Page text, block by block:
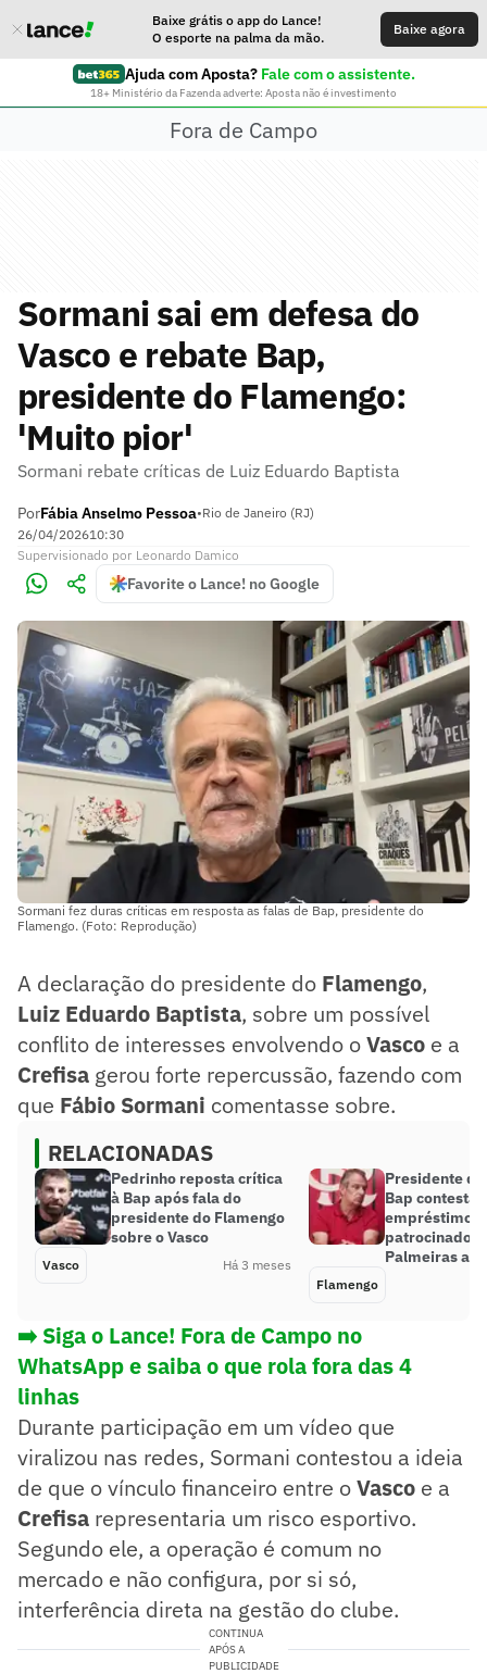
Baixe grátis o app do Lance!
O esporte na palma da mão.
Baixe agora
Ajuda com Aposta? Fale com o assistente.
18+ Ministério da Fazenda adverte: Aposta não é investimento
Fora de Campo
Sormani sai em defesa do
Vasco e rebate Bap,
presidente do Flamengo:
'Muito pior'
Sormani rebate críticas de Luiz Eduardo Baptista
PorFábia Anselmo Pessoa•Rio de Janeiro (RJ)
26/04/202610:30
Supervisionado por Leonardo Damico
Favorite o Lance! no Google
Sormani fez duras críticas em resposta as falas de Bap, presidente do
Flamengo. (Foto: Reprodução)
A declaração do presidente do Flamengo,
Luiz Eduardo Baptista, sobre um possível
conflito de interesses envolvendo oVasco e a
Crefisa gerou forte repercussão, fazendo com
que Fábio Sormani comentasse sobre.
RELACIONADAS
Pedrinho reposta crítica
à Bap após fala do
presidente do Flamengo
sobre o Vasco
Vasco Há 3 meses
Presidente
Bap contesta
empréstimo
Palmeiras ao
Flamengo
➡️ Siga o Lance! Fora de Campo no
WhatsApp e saiba o que rola fora das 4
linhas
Durante participação em um vídeo que
viralizou nas redes, Sormani contestou a ideia
de que o vínculo financeiro entre oVasco e a
Crefisa representaria um risco esportivo.
Segundo ele, a operação é comum no
mercado e não configura, por si só,
interferência direta na gestão do clube.
CONTINUA
APÓS A
PUBLICIDADE